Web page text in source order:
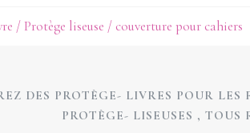
/ Protège liseuse / couverture pour cahiers
DES PROTÈGE- LIVRES POUR
PROTÈGE- LISEUSES , TOUS